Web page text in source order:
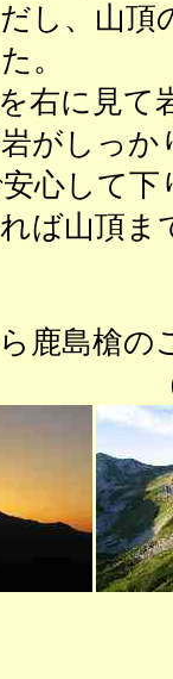
し、山頂
。
右に見て
がしっ
心して
ば山頂ま
ら鹿島
（これ